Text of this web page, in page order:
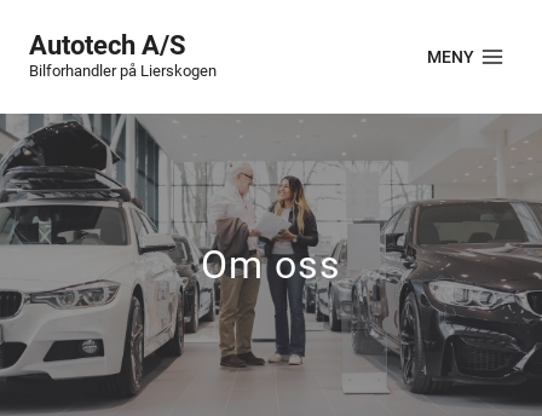
Autotech A/S
Bilforhandler på Lierskogen
MENY
Om oss